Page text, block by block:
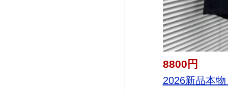
8800円
2026新品本